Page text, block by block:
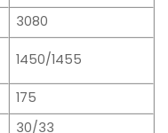
3080
1450/1455
175
30/33